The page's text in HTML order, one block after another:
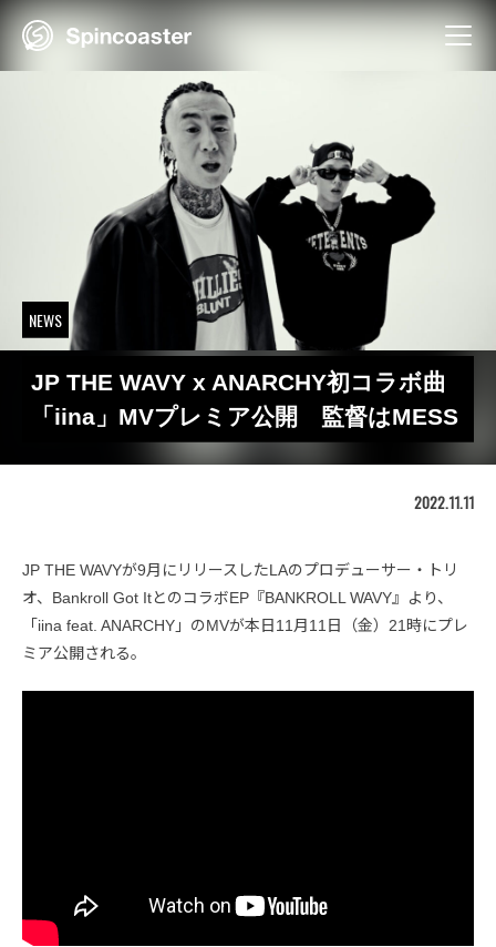
Skip
NEWS
JP THE WAVY x ANARCHY初コラボ曲
「iina」MVプレミア公開 監督はMESS
2022.11.11
JP THE WAVYが9月にリリースしたLAのプロデューサー・トリ
オ、Bankroll Got ItとのコラボEP『BANKROLL WAVY』より、
「iina feat. ANARCHY」のMVが本日11月11日（金）21時にプレ
ミア公開される。